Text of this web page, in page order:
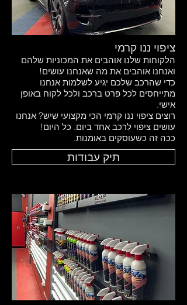
ציפוי ננו קרמי
הלקוחות שלנו אוהבים את המכוניות שלהם
ואנחנו אוהבים את מה שאנחנו עושים!
כדי שהרכב שלכם יגיע לשלמות אנחנו
מתייחסים לכל פרט ברכב ולכל לקוח באופן
אישי.
רוצים ציפוי ננו קרמי הכי מקצועי שיש? אנחנו
עושים ציפוי לרכב אחד ביום. כל היום!
ככה זה כשעוסקים באומנות.
תיק עבודות